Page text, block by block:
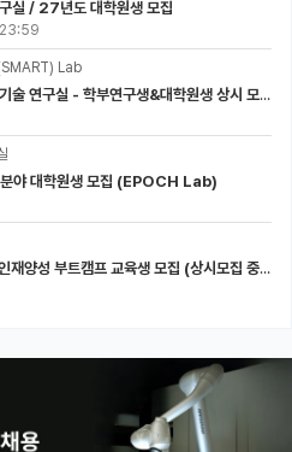
실 / 27년도 대학원생 모집
(SMART) Lab
[성균관대학교] 분리소재 및 재생가능 기술 연구실 - 학부연구생&대학원생 상시 모집 (미래에너지공학과)
야 대학원생 모집 (EPOCH Lab)
2026 한양대학교 ERICA 청년도약 인재양성 부트캠프 교육생 모집 (상시모집 중, 1차 마감 : ~8.30)